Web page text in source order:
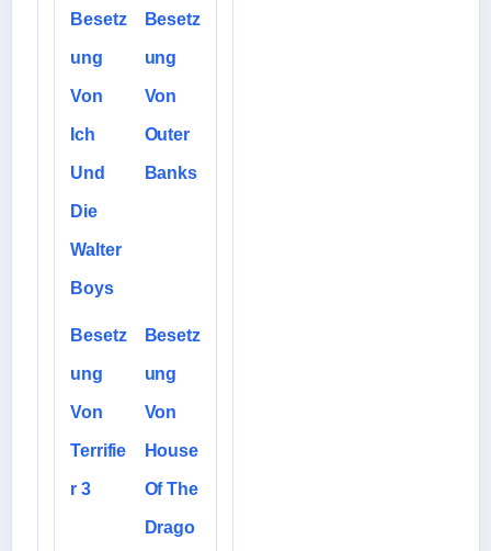
Besetz
ung
Von
Ich
Und
Die
Walter
Boys
Besetz
ung
Von
Outer
Banks
Besetz
ung
Von
Terrifie
r 3
Besetz
ung
Von
House
Of The
Drago